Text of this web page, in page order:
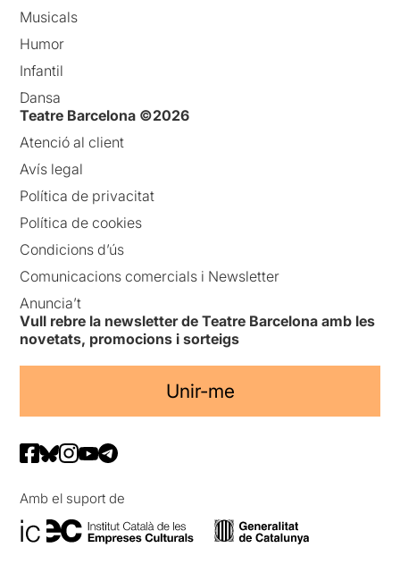
Musicals
Humor
Infantil
Dansa
Teatre Barcelona ©2026
Atenció al client
Avís legal
Política de privacitat
Política de cookies
Condicions d’ús
Comunicacions comercials i Newsletter
Anuncia’t
Vull rebre la newsletter de Teatre Barcelona amb les
novetats, promocions i sorteigs
Unir-me
Amb el suport de